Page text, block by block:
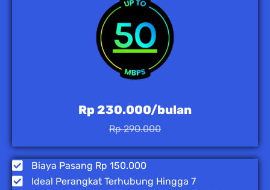
Rp 230.000/bulan
Rp 290.000
Biaya Pasang Rp 150.000
Ideal Perangkat Terhubung Hingga 7